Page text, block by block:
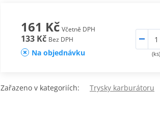
161 Kč Včetně DPH
133 Kč Bez DPH
Na objednávku (ks)
Zařazeno v kategoriích: Trysky karburátoru